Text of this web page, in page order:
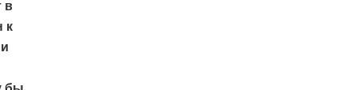
в
к